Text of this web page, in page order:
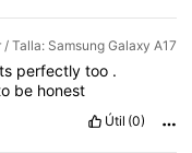
Talla: Samsung Galaxy A17
perfectly too .
be honest
Útil (0)